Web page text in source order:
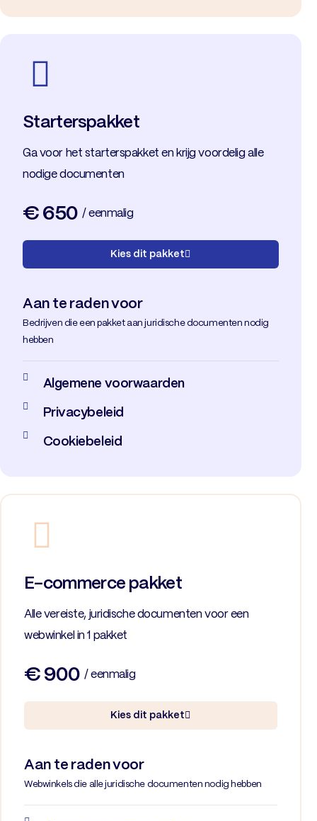
Starterspakket
Ga voor het starterspakket en krijg voordelig alle
nodige documenten
€ 650 / eenmalig
Kies dit pakket
Aan te raden voor
Bedrijven die een pakket aan juridische documenten nodig
hebben
Algemene voorwaarden
Privacybeleid
Cookiebeleid
E-commerce pakket
Alle vereiste, juridische documenten voor een
webwinkel in 1 pakket
€ 900 / eenmalig
Kies dit pakket
Aan te raden voor
Webwinkels die alle juridische documenten nodig hebben